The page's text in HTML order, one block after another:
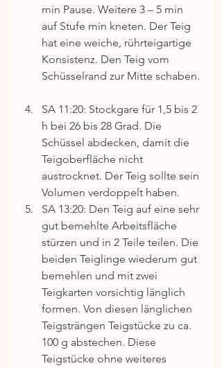
min Pause. Weitere 3 – 5 min
auf Stufe min kneten. Der Teig
hat eine weiche, rührteigartige
Konsistenz. Den Teig vom
Schüsselrand zur Mitte schaben.
SA 11:20: Stockgare für 1,5 bis 2
h bei 26 bis 28 Grad. Die
Schüssel abdecken, damit die
Teigoberfläche nicht
austrocknet. Der Teig sollte sein
Volumen verdoppelt haben.
SA 13:20: Den Teig auf eine sehr
gut bemehlte Arbeitsfläche
stürzen und in 2 Teile teilen. Die
beiden Teiglinge wiederum gut
bemehlen und mit zwei
Teigkarten vorsichtig länglich
formen. Von diesen länglichen
Teigsträngen Teigstücke zu ca.
100 g abstechen. Diese
Teigstücke ohne weiteres